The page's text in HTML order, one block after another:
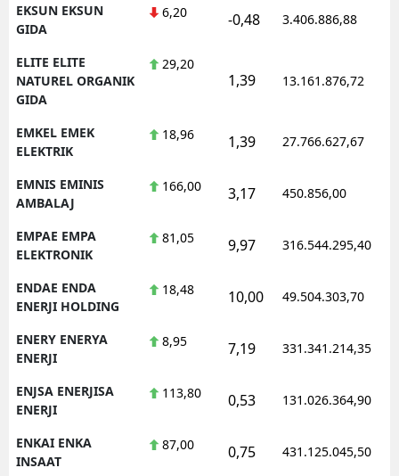
EKSUN EKSUN
GIDA
6,20 -0,48 3.406.886,88
ELITE ELITE
NATUREL ORGANIK
GIDA
29,20
1,39 13.161.876,72
EMKEL EMEK
ELEKTRIK
18,96 1,39 27.766.627,67
EMNIS EMINIS
AMBALAJ
166,00 3,17 450.856,00
EMPAE EMPA
ELEKTRONIK
81,05 9,97 316.544.295,40
ENDAE ENDA
ENERJI HOLDING
18,48 10,00 49.504.303,70
ENERY ENERYA
ENERJI
8,95 7,19 331.341.214,35
ENJSA ENERJISA
ENERJI
113,80 0,53 131.026.364,90
ENKAI ENKA
INSAAT
87,00 0,75 431.125.045,50